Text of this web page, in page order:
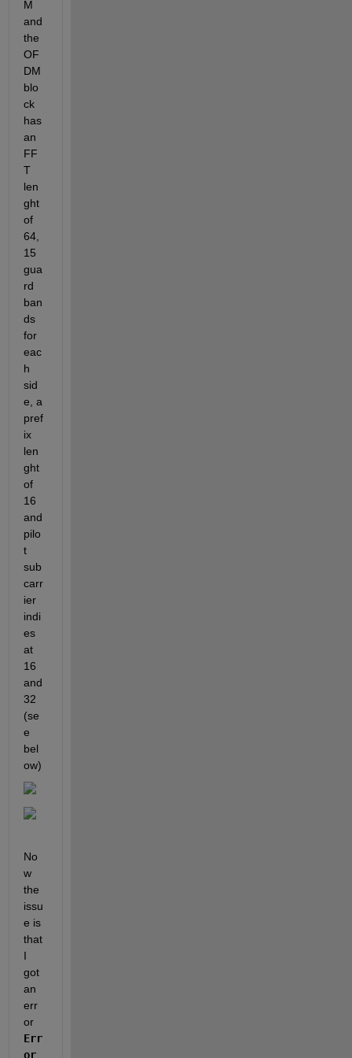
M
and
the
OF
DM
blo
ck
has
an
FF
T
len
ght
of
64,
15
gua
rd
ban
ds
for
eac
h
sid
e, a
pref
ix
len
ght
of
16
and
pilo
t
sub
carr
ier
indi
es
at
16
and
32
(se
e
bel
ow)
No
w
the
issu
e is
that
I
got
an
err
or
Err
or